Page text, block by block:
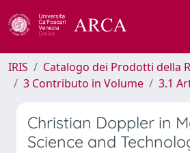
IRIS
Catalogo dei Prodotti della
3 Contributo in Volume
3.1
Christian Doppler in
Science and